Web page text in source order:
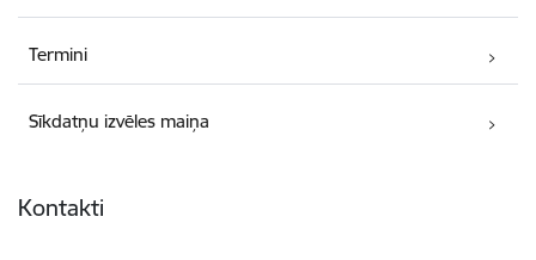
Termini
Sīkdatņu izvēles maiņa
Kontakti